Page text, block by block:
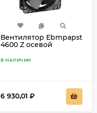
Вентилятор Ebmpapst
4600 Z осевой
В НАЛИЧИИ
6 930,01